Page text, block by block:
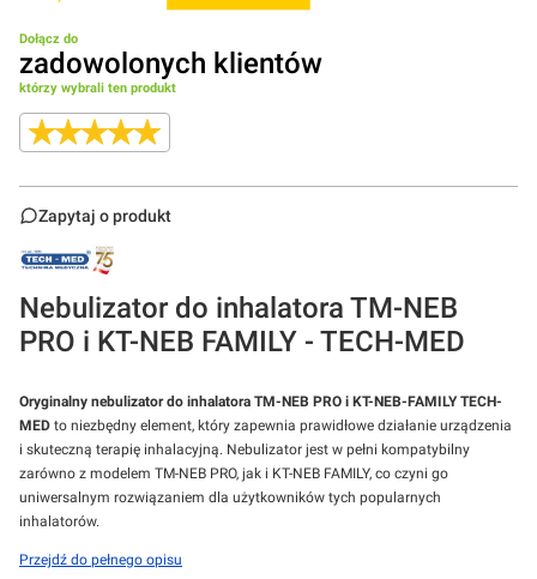
Dołącz do
zadowolonych klientów
którzy wybrali ten produkt
Zapytaj o produkt
Nebulizator do inhalatora TM-NEB
PRO i KT-NEB FAMILY - TECH-MED
Oryginalny nebulizator do inhalatora TM-NEB PRO i KT-NEB-FAMILY TECH-
MED to niezbędny element, który zapewnia prawidłowe działanie urządzenia
i skuteczną terapię inhalacyjną. Nebulizator jest w pełni kompatybilny
zarówno z modelem TM-NEB PRO, jak i KT-NEB FAMILY, co czyni go
uniwersalnym rozwiązaniem dla użytkowników tych popularnych
inhalatorów.
Przejdź do pełnego opisu